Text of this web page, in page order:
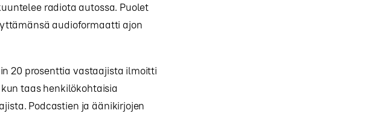
radiota autossa. Puolet
audioformaatti ajon
20 prosenttia vastaajista ilmoitti
taas henkilökohtaisia
Podcastien ja äänikirjojen